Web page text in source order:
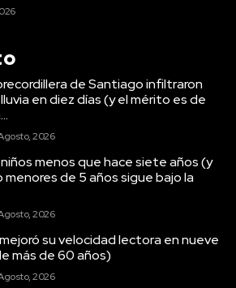
de Santiago infiltraron
en diez días (y el mérito es de
2026
menos que hace siete años (y
de 5 años sigue bajo la
2026
su velocidad lectora en nueve
más de 60 años)
2026